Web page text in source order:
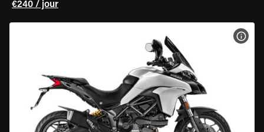
€240 / jour